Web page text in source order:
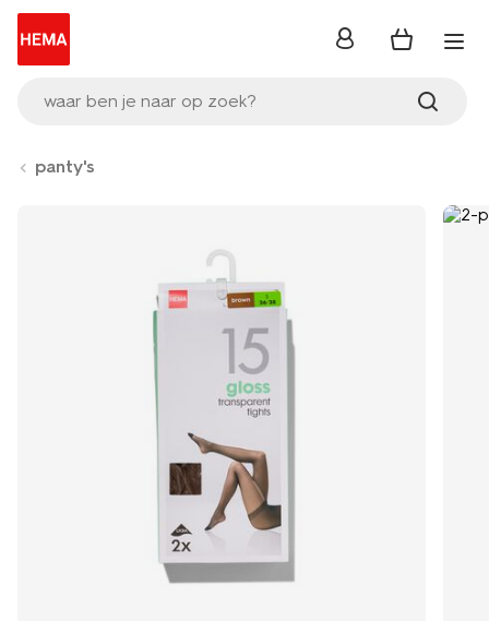
waar ben je naar op zoek?
inloggen
panty's